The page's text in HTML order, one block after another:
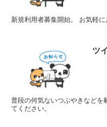
新規利用者募集開始。 お気軽に
ツ
普段の何気ないつぶやきなどを
てください。